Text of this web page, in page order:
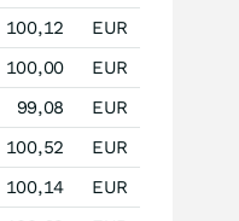
100,12
EUR
100,00
EUR
99,08
EUR
100,52
EUR
100,14
EUR